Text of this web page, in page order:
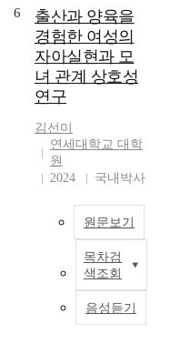
6
출산과 양육을
경험한 여성의
자아실현과 모
녀 관계 상호성
연구
김선미
연세대학교 대학
원
2024
국내박사
원문보기
목차검
색조회
음성듣기